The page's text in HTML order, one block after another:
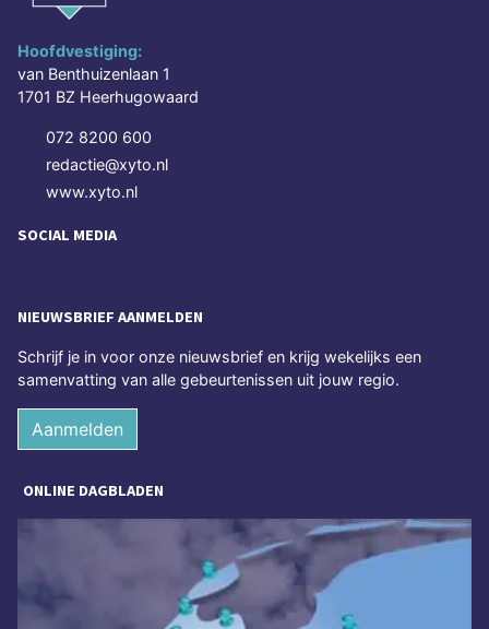
Hoofdvestiging:
van Benthuizenlaan 1
1701 BZ Heerhugowaard
072 8200 600
redactie@xyto.nl
www.xyto.nl
SOCIAL MEDIA
NIEUWSBRIEF AANMELDEN
Schrijf je in voor onze nieuwsbrief en krijg wekelijks een
samenvatting van alle gebeurtenissen uit jouw regio.
Aanmelden
ONLINE DAGBLADEN